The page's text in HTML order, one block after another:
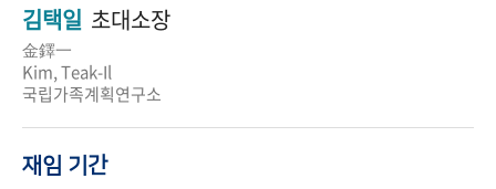
김택일 초대소장
金鐸一
Kim, Teak-Il
국립가족계획연구소
재임 기간